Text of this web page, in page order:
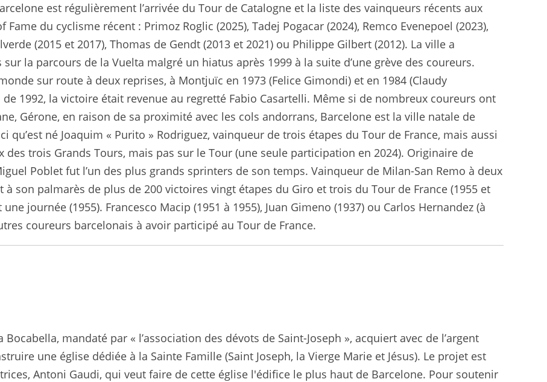
est régulièrement l’arrivée du Tour de Catalogne et la liste des vainqueurs récents aux
du cyclisme récent : Primoz Roglic (2025), Tadej Pogacar (2024), Remco Evenepoel (2023),
(2015 et 2017), Thomas de Gendt (2013 et 2021) ou Philippe Gilbert (2012). La ville a
la parcours de la Vuelta malgré un hiatus après 1999 à la suite d’une grève des coureurs.
sur route à deux reprises, à Montjuïc en 1973 (Felice Gimondi) et en 1984 (Claudy
1992, la victoire était revenue au regretté Fabio Casartelli. Même si de nombreux coureurs ont
Gérone, en raison de sa proximité avec les cols andorrans, Barcelone est la ville natale de
qu’est né Joaquim « Purito » Rodriguez, vainqueur de trois étapes du Tour de France, mais aussi
des trois Grands Tours, mais pas sur le Tour (une seule participation en 2024). Originaire de
Poblet fut l’un des plus grands sprinters de son temps. Vainqueur de Milan-San Remo à deux
à son palmarès de plus de 200 victoires vingt étapes du Giro et trois du Tour de France (1955 et
journée (1955). Francesco Macip (1951 à 1955), Juan Gimeno (1937) ou Carlos Hernandez (à
coureurs barcelonais à avoir participé au Tour de France.
Bocabella, mandaté par « l’association des dévots de Saint-Joseph », acquiert avec de l’argent
une église dédiée à la Sainte Famille (Saint Joseph, la Vierge Marie et Jésus). Le projet est
Antoni Gaudi, qui veut faire de cette église l'édifice le plus haut de Barcelone. Pour soutenir